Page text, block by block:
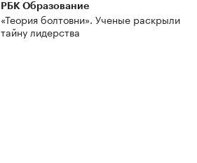
РБК Образование
«Теория болтовни». Ученые раскрыли
тайну лидерства